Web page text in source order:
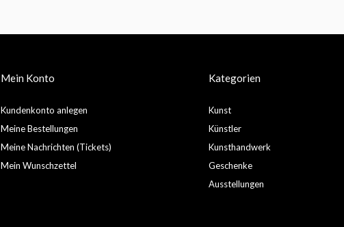
Mein Konto
Kundenkonto anlegen
Meine Bestellungen
Meine Nachrichten (Tickets)
Mein Wunschzettel
Kategorien
Kunst
Künstler
Kunsthandwerk
Geschenke
Ausstellungen